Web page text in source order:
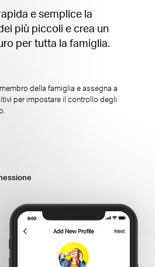
e semplice la
più piccoli e crea un
per tutta la famiglia.
della famiglia e assegna a
per impostare il controllo degli